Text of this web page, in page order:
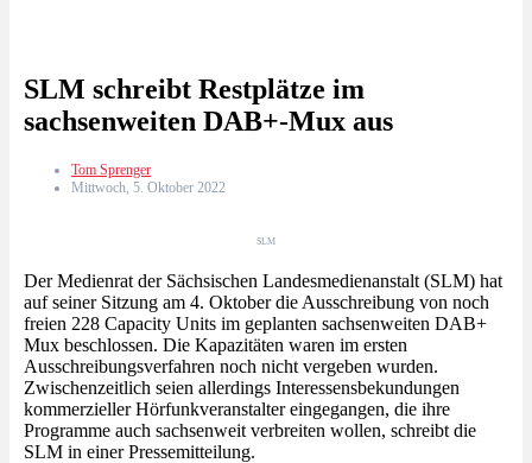
SLM schreibt Restplätze im
sachsenweiten DAB+-Mux aus
Tom Sprenger
Mittwoch, 5. Oktober 2022
SLM
Der Medienrat der Sächsischen Landesmedienanstalt (SLM) hat
auf seiner Sitzung am 4. Oktober die Ausschreibung von noch
freien 228 Capacity Units im geplanten sachsenweiten DAB+
Mux beschlossen. Die Kapazitäten waren im ersten
Ausschreibungsverfahren noch nicht vergeben wurden.
Zwischenzeitlich seien allerdings Interessensbekundungen
kommerzieller Hörfunkveranstalter eingegangen, die ihre
Programme auch sachsenweit verbreiten wollen, schreibt die
SLM in einer Pressemitteilung.